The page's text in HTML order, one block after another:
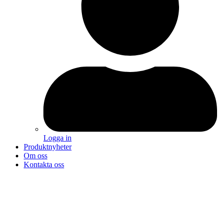
Logga in
Produktnyheter
Om oss
Kontakta oss